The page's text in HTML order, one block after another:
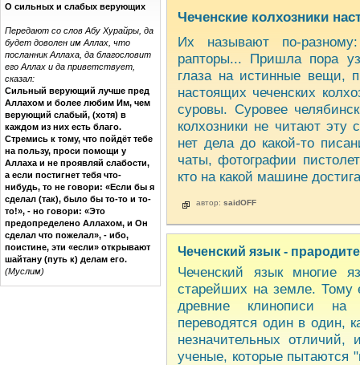
О сильных и слабых верующих
Передают со слов Абу Хурайры, да
будет доволен им Аллах, что
посланник Аллаха, да благословит
его Аллах и да приветствует,
сказал:
Сильный верующий лучше пред
Аллахом и более любим Им, чем
верующий слабый, (хотя) в
каждом из них есть благо.
Стремись к тому, что пойдёт тебе
на пользу, проси помощи у
Аллаха и не проявляй слабости,
а если постигнет тебя что-
нибудь, то не говори: «Если бы я
сделал (так), было бы то-то и то-
то!», - но говори: «Это
предопределено Аллахом, и Он
сделал что пожелал», - ибо,
поистине, эти «если» открывают
шайтану (путь к) делам его.
(Муслим)
Чеченские колхозники
Их называют по-
рапторы... Пришла пора
глаза на истинные вещи,
настоящих чеченских
суровы. Суровее
колхозники не читают
нет дела до какой-то
чаты, фотографии
кто на какой машине
автор: saidOFF
Чеченский язык -
Чеченский язык многие
старейших на земле. Тому
древние клинописи на
переводятся один в один,
незначительных отличий,
ученые, которые пытаются